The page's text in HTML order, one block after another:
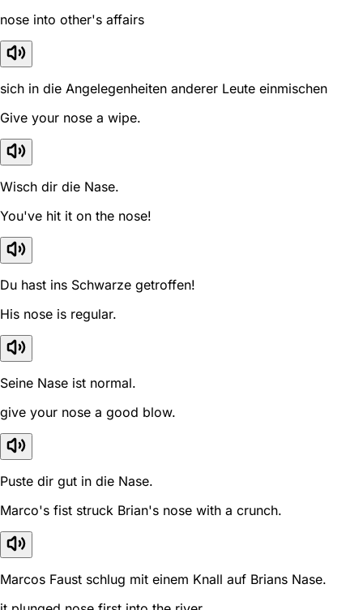
nose into other's affairs
sich in die Angelegenheiten anderer Leute einmischen
Give your nose a wipe.
Wisch dir die Nase.
You've hit it on the nose!
Du hast ins Schwarze getroffen!
His nose is regular.
Seine Nase ist normal.
give your nose a good blow.
Puste dir gut in die Nase.
Marco's fist struck Brian's nose with a crunch.
Marcos Faust schlug mit einem Knall auf Brians Nase.